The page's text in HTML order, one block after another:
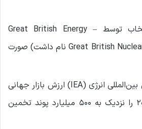
انتخاب توسط Great British Energy –
Nuclear (که قبلاً Great British Nuclear نام داشت) صورت
آژانس بین‌المللی انرژی (IEA) ارزش بازار جهانی
SMR تا سال ۲۰۵۰ را نزدیک به ۵۰۰ میلیارد پوند تخمین